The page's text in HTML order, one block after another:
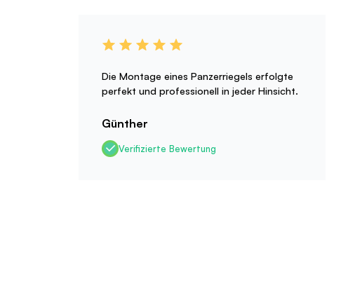
Die Montage eines Panzerriegels erfolgte
perfekt und professionell in jeder Hinsicht.
Günther
Verifizierte Bewertung